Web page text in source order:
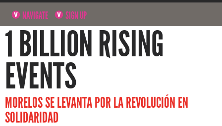
NAVIGATE SIGN UP
1 BILLION RISING
EVENTS
MORELOS SE LEVANTA POR LA REVOLUCIÓN EN
SOLIDARIDAD